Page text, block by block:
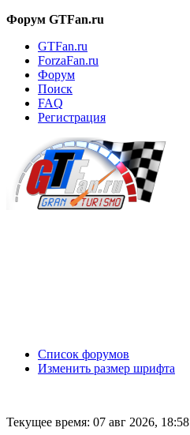
Форум GTFan.ru
GTFan.ru
ForzaFan.ru
Форум
Поиск
FAQ
Регистрация
Список форумов
Изменить размер шрифта
Текущее время: 07 авг 2026, 18:58